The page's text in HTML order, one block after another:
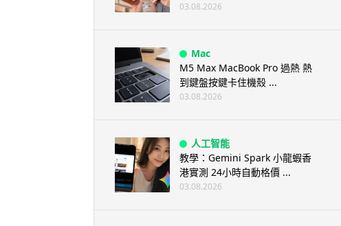
03.08.2026
Mac
M5 Max MacBook Pro 過熱 熱
到鍵盤按鍵卡住機殼 ...
03.08.2026
人工智能
教學：Gemini Spark 小龍蝦香
港實測 24小時自動格價 ...
03.08.2026